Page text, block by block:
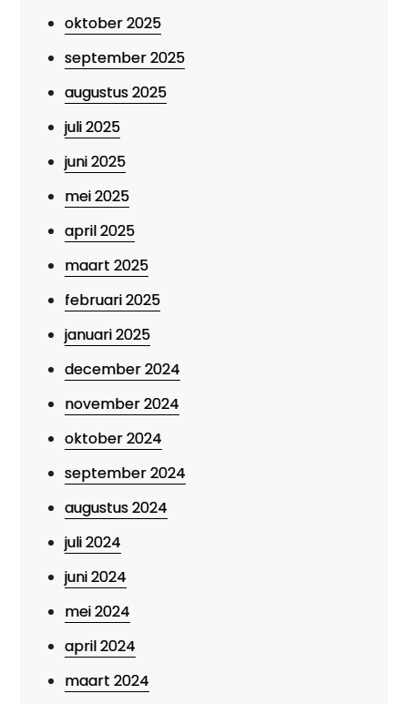
oktober 2025
september 2025
augustus 2025
juli 2025
juni 2025
mei 2025
april 2025
maart 2025
februari 2025
januari 2025
december 2024
november 2024
oktober 2024
september 2024
augustus 2024
juli 2024
juni 2024
mei 2024
april 2024
maart 2024